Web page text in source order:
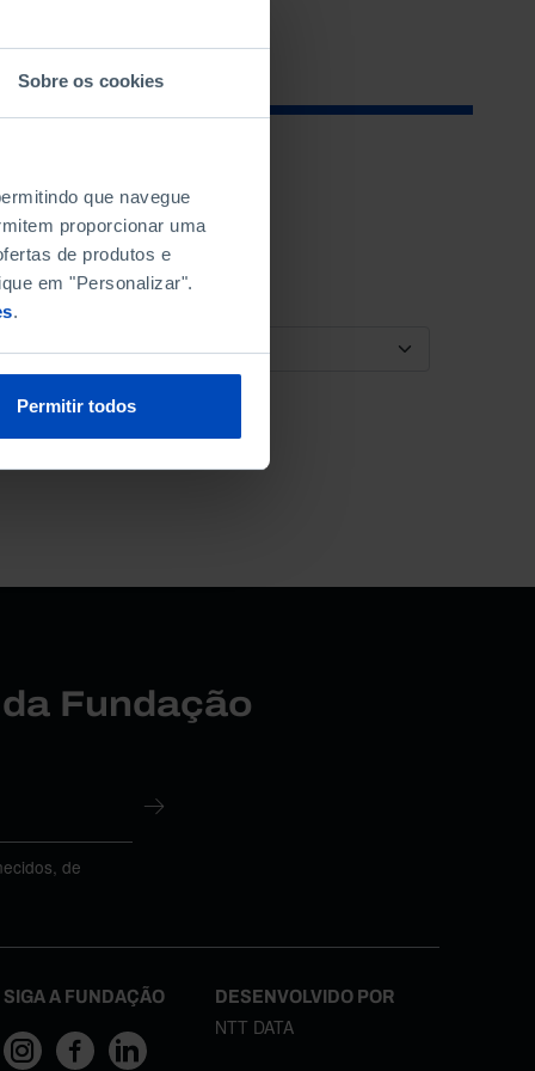
Sobre os cookies
que navegue
proporcionar uma
de produtos e
em "Personalizar".
.
Permitir todos
ORDENAR POR
Fundação
de
SIGA A FUNDAÇÃO DESENVOLVIDO POR
NTT DATA